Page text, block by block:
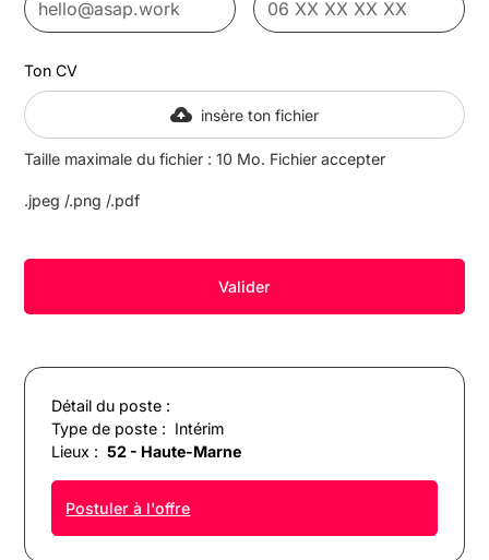
Détail du poste :
Type de poste : Intérim
Lieux : 52 - Haute-Marne
Postuler à l'offre
Ton CV
insère ton fichier
Taille maximale du fichier : 10 Mo. Fichier accepter
.jpeg /.png /.pdf